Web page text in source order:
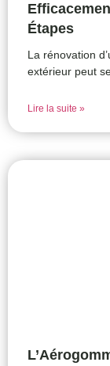
Étapes
La rénovation
extérieur peut
Lire la suite »